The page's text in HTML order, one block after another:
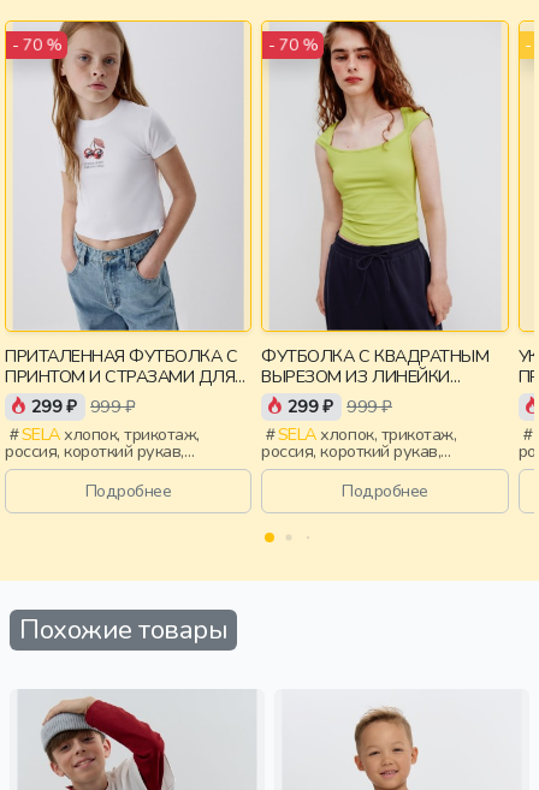
- 70 %
ПРИТАЛЕННАЯ ФУТБОЛКА С
ПРИНТОМ И СТРАЗАМИ ДЛЯ
ДЕВОЧЕК
299 ₽ 999 ₽
SELAхлопок, трикотаж,
россия, короткий рукав,
короткие, приталенные, принт,
вырез, круглый вырез,
эластичные, девочки, дети
Подробнее
- 70 %
ФУТБОЛКА С КВАДРАТНЫМ
ВЫРЕЗОМ ИЗ ЛИНЕЙКИ
YOUNG
299 ₽ 999 ₽
SELAхлопок, трикотаж,
россия, короткий рукав,
короткие, прилегающие,
крылышки, вырез, девочки,
старшеклассники, дети
Подробнее
-
Похожие товары